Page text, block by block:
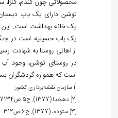
محصولاتی چون گندم، کلزا،
توشن دارای یک باب
یک خانه بهداشت است. این
از اهالی روستا به شهادت
در روستای توشن، وجود آب
است که همواره گردشگران
1] سازمان نقشه‌برداری کشور.
[2] دهخدا (1377). ج5 ص7134
[3] ستوده، (1377). ج6 ص312